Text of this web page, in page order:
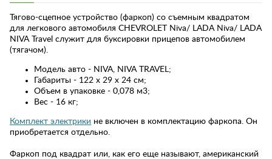
Тягово-сцепное устройство (фаркоп) со съемным квадратом
для легкового автомобиля CHEVROLET Niva/ LADA Niva/ LADA
NIVA Travel служит для буксировки прицепов автомобилем
(тягачом).
Модель авто - NIVA, NIVA TRAVEL;
Габариты - 122 х 29 х 24 см;
Объем в упаковке - 0,078 м3;
Вес - 16 кг;
Комплект электрики не включен в комплектацию фаркопа. Он
приобретается отдельно.
Фаркоп под квадрат или, как его еще называют, американский